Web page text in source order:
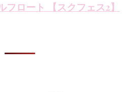
フロート 【スクフェス2】